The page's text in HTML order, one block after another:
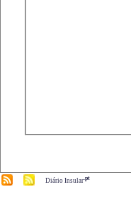
Diário Insular.pt